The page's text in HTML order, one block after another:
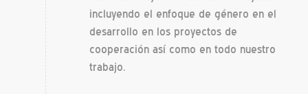
incluyendo el enfoque de género en el
desarrollo en los proyectos de
cooperación así como en todo nuestro
trabajo.